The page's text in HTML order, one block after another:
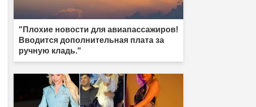
"Плохие новости для авиапассажиров!
Вводится дополнительная плата за
ручную кладь."